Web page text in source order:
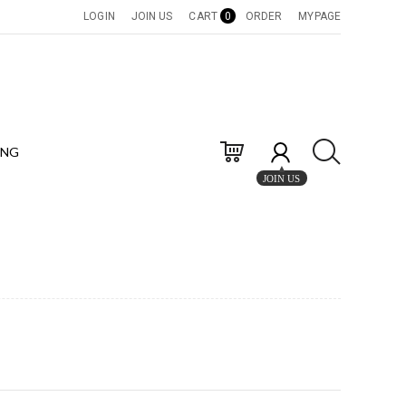
LOGIN JOIN US CART 0 ORDER MYPAGE
JOIN US